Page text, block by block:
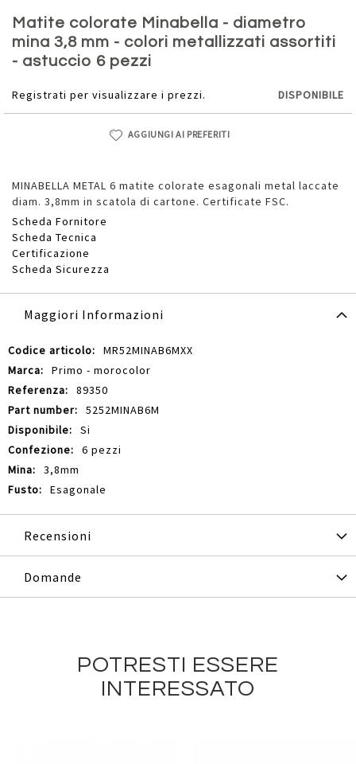
Matite colorate Minabella - diametro
mina 3,8 mm - colori metallizzati assortiti
- astuccio 6 pezzi
Registrati per visualizzare i prezzi. DISPONIBILE
AGGIUNGI AI PREFERITI
MINABELLA METAL 6 matite colorate esagonali metal laccate
diam. 3,8mm in scatola di cartone. Certificate FSC.
Scheda Fornitore
Scheda Tecnica
Certificazione
Scheda Sicurezza
all'inizio
della
galleria
di
Maggiori Informazioni
Maggiori
Informazioni
MR52MINAB6MXX
Primo - morocolor
89350
5252MINAB6M
Si
6 pezzi
3,8mm
Esagonale
Recensioni
Domande
POTRESTI ESSERE
INTERESSATO